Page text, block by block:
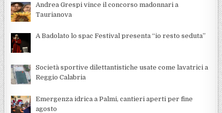
Andrea Grespi vince il concorso madonnari a
Taurianova
A Badolato lo spac Festival presenta “io resto seduta”
Società sportive dilettantistiche usate come lavatrici a
Reggio Calabria
Emergenza idrica a Palmi, cantieri aperti per fine
agosto